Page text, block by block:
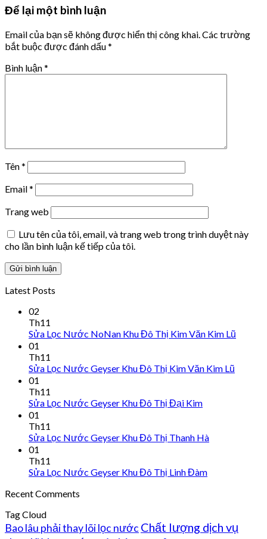
Để lại một bình luận
Email của bạn sẽ không được hiển thị công khai. Các trường
bắt buộc được đánh dấu*
Bình luận*
Tên*
Email*
Trang web
Lưu tên của tôi, email, và trang web trong trình duyệt này
cho lần bình luận kế tiếp của tôi.
Latest Posts
02
Th11
Sửa Lọc Nước NoNan Khu Đô Thị Kim Văn Kim Lũ
01
Th11
Sửa Lọc Nước Geyser Khu Đô Thị Kim Văn Kim Lũ
01
Th11
Sửa Lọc Nước Geyser Khu Đô Thị Đại Kim
01
Th11
Sửa Lọc Nước Geyser Khu Đô Thị Thanh Hà
01
Th11
Sửa Lọc Nước Geyser Khu Đô Thị Linh Đàm
Recent Comments
Tag Cloud
Bao lâu phải thay lõi lọc nước Chất lượng dịch vụ